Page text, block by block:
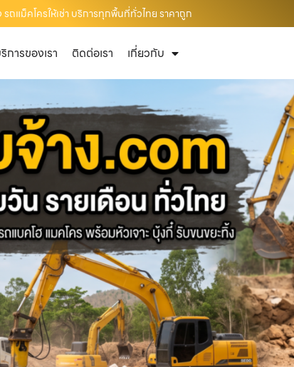
ถแม็คโครให้เช่า บริการทุกพื้นที่ทั่วไทย ราคาถูก
การของเรา ติดต่อเรา เกี่ยวกับ